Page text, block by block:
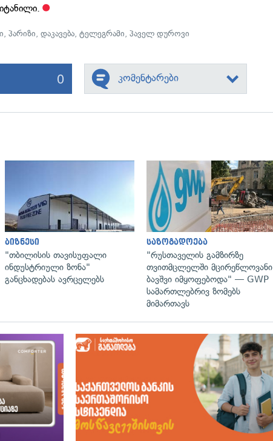
,პარიზი,დაკავება,ტელეგრამი,პაველ დუროვი
0 კომენტარები
გადახედვა
ბიზნესი
"თბილისის თავისუფალი
ინდუსტრიული ზონა"
განცხადებას ავრცელებს
საზოგადოება
"რუსთაველის გამზირზე
თვითმცლელში მცირეწლოვანი
ბავშვი იმყოფებოდა" — GWP
სამართლებრივ ზომებს
მიმართავს